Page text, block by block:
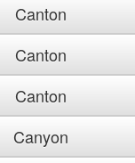
Canton
Canton
Canton
Canyon